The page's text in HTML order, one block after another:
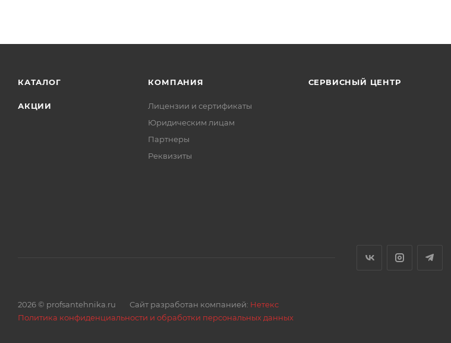
шланг EPDM (нетоксичный каучук) отличается своими высокими показателями
Наружный диаметр, мм 12,0 ± 0,5
Внутренний диаметр, мм 8,0 ± 0,5
Ниппель усиленный Латунь марки 57-3
Обжимная гильза Нержавеющая сталь 301B
КАТАЛОГ
АКЦИИ
КОМПАНИЯ
Лицензии и сертификаты
Юридическим лицам
Партнеры
Реквизиты
СЕРВИСНЫЙ ЦЕНТР
2026 © profsantehnika.ru Сайт разработан компанией: Нетекс
Политика конфиденциальности и обработки персональных данных